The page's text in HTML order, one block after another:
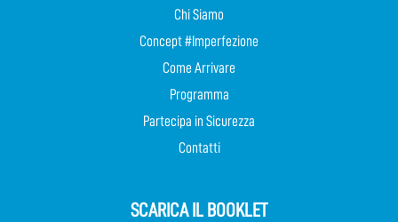
Chi Siamo
Concept #Imperfezione
Come Arrivare
Programma
Partecipa in Sicurezza
Contatti
SCARICA IL BOOKLET